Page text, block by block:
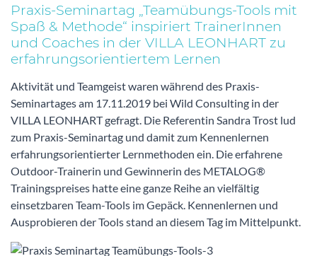
Praxis-Seminartag „Teamübungs-Tools mit
Spaß & Methode“ inspiriert TrainerInnen
und Coaches in der VILLA LEONHART zu
erfahrungsorientiertem Lernen
Aktivität und Teamgeist waren während des Praxis-
Seminartages am 17.11.2019 bei Wild Consulting in der
VILLA LEONHART gefragt. Die Referentin Sandra Trost lud
zum Praxis-Seminartag und damit zum Kennenlernen
erfahrungsorientierter Lernmethoden ein. Die erfahrene
Outdoor-Trainerin und Gewinnerin des METALOG®
Trainingspreises hatte eine ganze Reihe an vielfältig
einsetzbaren Team-Tools im Gepäck. Kennenlernen und
Ausprobieren der Tools stand an diesem Tag im Mittelpunkt.